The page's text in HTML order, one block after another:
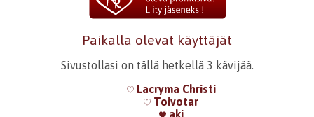
Paikalla olevat käyttäjät
Sivustollasi on tällä hetkellä 3 kävijää.
Lacryma Christi
Toivotar
aki